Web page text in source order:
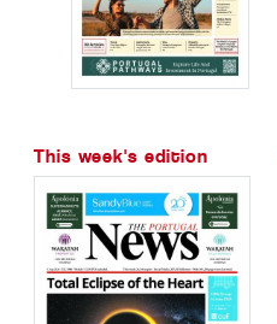
This week's edition